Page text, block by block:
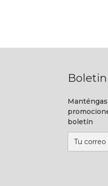
boletín